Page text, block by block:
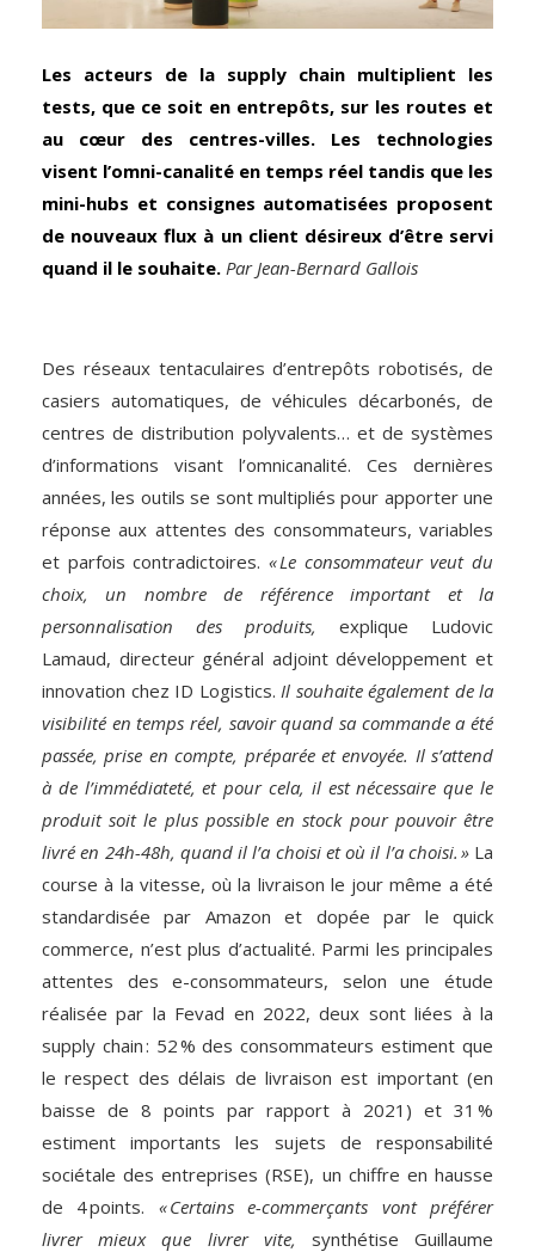
Les acteurs de la supply chain multiplient les
tests, que ce soit en entrepôts, sur les routes et
au cœur des centres-villes. Les technologies
visent l’omni-canalité en temps réel tandis que les
mini-hubs et consignes automatisées proposent
de nouveaux flux à un client désireux d’être servi
quand il le souhaite. Par Jean-Bernard Gallois
Des réseaux tentaculaires d’entrepôts robotisés, de
casiers automatiques, de véhicules décarbonés, de
centres de distribution polyvalents… et de systèmes
d’informations visant l’omnicanalité. Ces dernières
années, les outils se sont multipliés pour apporter une
réponse aux attentes des consommateurs, variables
et parfois contradictoires. « Le consommateur veut du
choix, un nombre de référence important et la
personnalisation des produits, explique Ludovic
Lamaud, directeur général adjoint développement et
innovation chez ID Logistics. Il souhaite également de la
visibilité en temps réel, savoir quand sa commande a été
passée, prise en compte, préparée et envoyée. Il s’attend
à de l’immédiateté, et pour cela, il est nécessaire que le
produit soit le plus possible en stock pour pouvoir être
livré en 24h-48h, quand il l’a choisi et où il l’a choisi. »La
course à la vitesse, où la livraison le jour même a été
standardisée par Amazon et dopée par le quick
commerce, n’est plus d’actualité. Parmi les principales
attentes des e-consommateurs, selon une étude
réalisée par la Fevad en 2022, deux sont liées à la
supply chain : 52 % des consommateurs estiment que
le respect des délais de livraison est important (en
baisse de 8 points par rapport à 2021) et 31 %
estiment importants les sujets de responsabilité
sociétale des entreprises (RSE), un chiffre en hausse
de 4 points. « Certains e-commerçants vont préférer
livrer mieux que livrer vite, synthétise Guillaume